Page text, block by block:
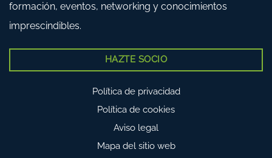
formación, eventos, networking y conocimientos
imprescindibles.
HAZTE SOCIO
Política de privacidad
Política de cookies
Aviso legal
Mapa del sitio web